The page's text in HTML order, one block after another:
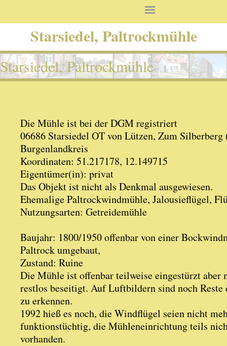
Starsiedel, Paltrockmühle
Starsiedel, Paltrockmühle
Die Mühle ist bei der DGM registriert
06686 Starsiedel OT von Lützen, Zum
Burgenlandkreis
Koordinaten: 51.217178, 12.149715
Eigentümer(in): privat
Das Objekt ist nicht als Denkmal ausgewiesen.
Ehemalige Paltrockwindmühle, Jalousieflügel,
Nutzungsarten: Getreidemühle
Baujahr: 1800/1950 offenbar von einer
Paltrock umgebaut,
Zustand: Ruine
Die Mühle ist offenbar teilweise eingestürzt aber
restlos beseitigt. Auf Luftbildern sind noch Reste
zu erkennen.
1992 hieß es noch, die Windflügel seien nicht
funktionstüchtig, die Mühleneinrichtung teils
vorhanden.